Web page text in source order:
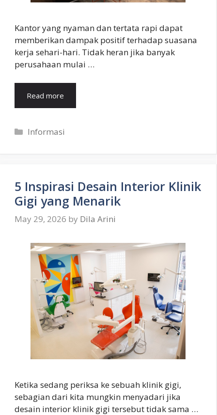
Kantor yang nyaman dan tertata rapi dapat
memberikan dampak positif terhadap suasana
kerja sehari-hari. Tidak heran jika banyak
perusahaan mulai …
Read more
Categories
Informasi
5 Inspirasi Desain Interior Klinik
Gigi yang Menarik
May 29, 2026 by Dila Arini
Ketika sedang periksa ke sebuah klinik gigi,
sebagian dari kita mungkin menyadari jika
desain interior klinik gigi tersebut tidak sama …